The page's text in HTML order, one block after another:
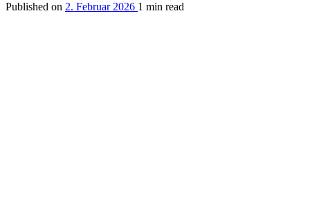
Published on 2. Februar 2026 1 min read